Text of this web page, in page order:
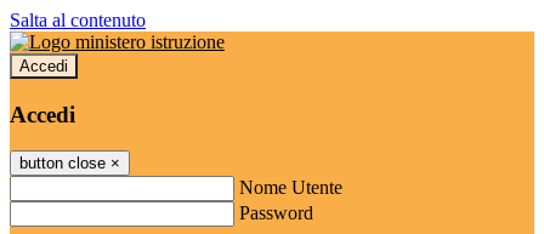
Salta al contenuto
Accedi
Accedi
button close ×
Nome Utente
Password